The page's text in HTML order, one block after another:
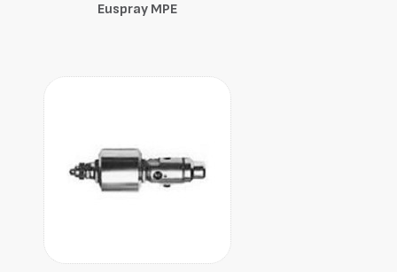
Euspray MPE